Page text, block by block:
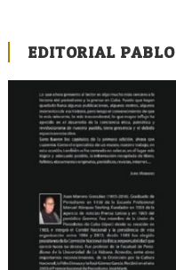
EDITORIAL PABLO